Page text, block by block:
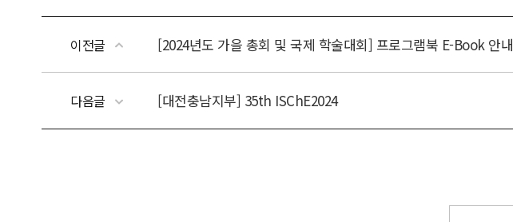
이전글 [2024년도 가을 총회 및 국제 학술대회] 프로그램북 E-Book 안내
다음글 [대전충남지부] 35th ISChE2024